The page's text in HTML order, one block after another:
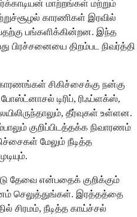
மாற்றங்கள் மற்றும்
காரணிகள் இரவில்
பங்களிக்கின்றன. இந்த
பிரச்சனையை திறம்பட நிவர்த்தி
சிகிச்சைக்கு நன்கு
டிரிப், ரிஃப்ளக்ஸ்,
தீர்வுகள் உள்ளன.
குறிப்பிடத்தக்க நிவாரணம்
மேலும் நீடித்த
தேவை என்பதைக் குறிக்கும்
செலுத்துங்கள். இரத்தத்தை
சிரமம், நீடித்த காய்ச்சல்